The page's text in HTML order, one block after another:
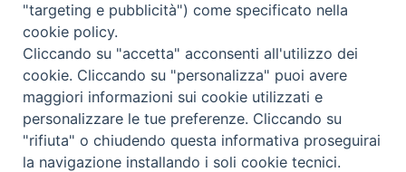
via Amedeo Rossi, 28 - 12100 Cuneo
segreteriagenerale@diocesicuneofossano.it
c.f. 96017380047
"targeting e pubblicità") come specificato nella
cookie policy.
Cliccando su "accetta" acconsenti all'utilizzo dei
cookie. Cliccando su "personalizza" puoi avere
maggiori informazioni sui cookie utilizzati e
personalizzare le tue preferenze. Cliccando su
"rifiuta" o chiudendo questa informativa proseguirai
la navigazione installando i soli cookie tecnici.